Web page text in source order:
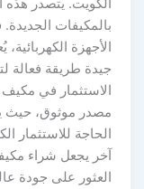
الكويت. يتصدر هذه
بالمكيفات
الأجهزة
جيدة طريقة فعالة
الاستثمار في
مصدر موثوق، حيث
الحاجة للاستثمار
آخر يجعل شراء
العثور على جودة